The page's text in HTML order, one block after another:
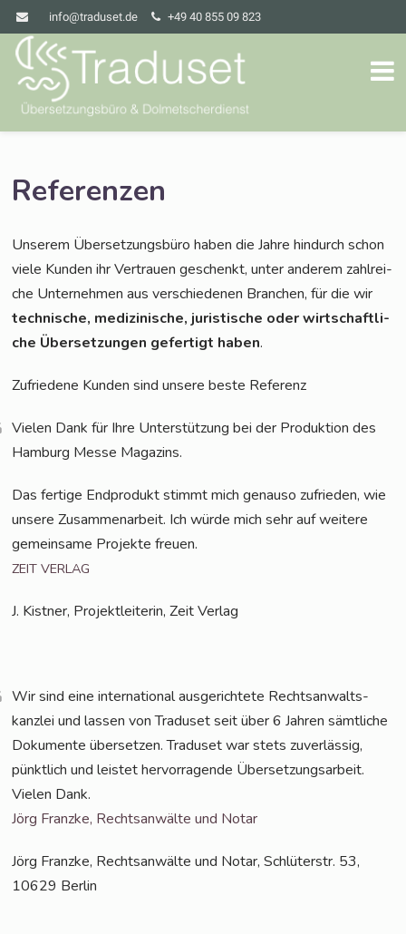
info@traduset.de +49 40 855 09 823
Referenzen
Unse­rem Über­set­zungs­bü­ro haben die Jah­re hin­durch schon
vie­le Kun­den ihr Ver­trau­en geschenkt, unter ande­rem zahl­rei­
che Unter­neh­men aus ver­schie­de­nen Bran­chen, für die wir
tech­ni­sche, medi­zi­ni­sche, juris­ti­sche oder wirt­schaft­li­
che Über­set­zun­gen gefer­tigt haben.
Zufrie­de­ne Kun­den sind unse­re bes­te Referenz
Vie­len Dank für Ihre Unter­stüt­zung bei der Pro­duk­ti­on des
Ham­burg Mes­se Magazins.
Das fer­ti­ge End­pro­dukt stimmt mich genau­so zufrie­den, wie
unse­re Zusam­men­ar­beit. Ich wür­de mich sehr auf wei­te­re
gemein­sa­me Pro­jek­te freuen.
ZEIT VERLAG
J. Kist­ner, Pro­jekt­lei­te­rin, Zeit Verlag
Wir sind eine inter­na­tio­nal aus­ge­rich­te­te Rechts­an­walts­
kanz­lei und las­sen von Tra­du­set seit über 6 Jah­ren sämt­li­che
Doku­men­te über­set­zen. Tra­du­set war stets zuver­läs­sig,
pünkt­lich und leis­tet her­vor­ra­gen­de Über­set­zungs­ar­beit.
Vie­len Dank.
Jörg Franz­ke, Rechts­an­wäl­te und Notar
Jörg Franz­ke, Rechts­an­wäl­te und Notar, Schlü­ter­str. 53,
10629 Berlin